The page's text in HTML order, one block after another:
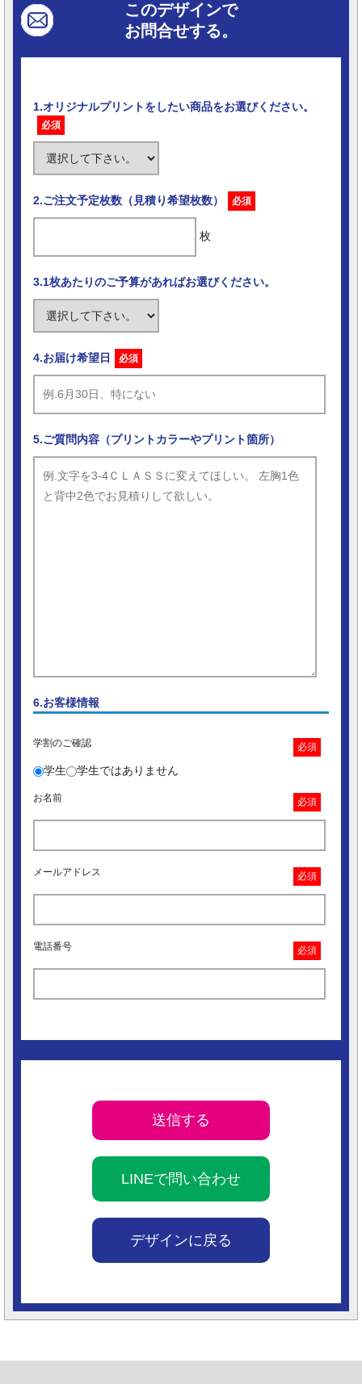
このデザインで
お問合せする。
1.オリジナルプリントをしたい商品をお選びください。
必須
2.ご注文予定枚数（見積り希望枚数） 必須
枚
3.1枚あたりのご予算があればお選びください。
4.お届け希望日 必須
5.ご質問内容（プリントカラーやプリント箇所）
6.お客様情報
学割のご確認 必須
学生 学生ではありません
お名前 必須
メールアドレス 必須
電話番号 必須
LINEで問い合わせ
デザインに戻る